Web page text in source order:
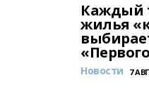
Каждый
жилья
Новости 7